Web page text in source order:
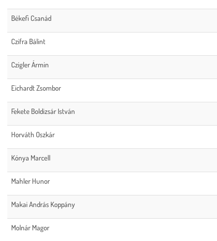
Békefi Csanád
Czifra Bálint
Czigler Ármin
Eichardt Zsombor
Fekete Boldizsár István
Horváth Oszkár
Kónya Marcell
Mahler Hunor
Makai András Koppány
Molnár Magor